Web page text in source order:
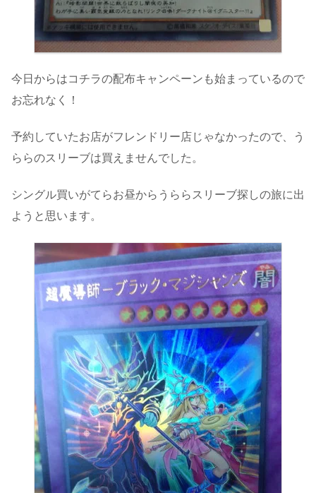
今日からはコチラの配布キャンペーンも始まっているので
お忘れなく！
予約していたお店がフレンドリー店じゃなかったので、う
ららのスリーブは買えませんでした。
シングル買いがてらお昼からうららスリーブ探しの旅に出
ようと思います。